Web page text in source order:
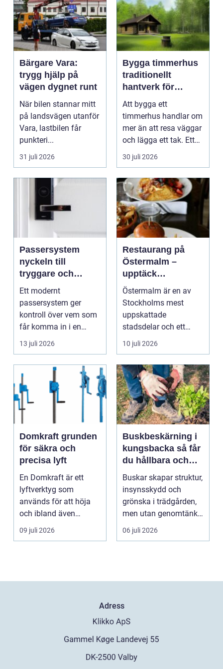
Bärgare Vara:
trygg hjälp på
vägen dygnet runt
När bilen stannar mitt
på landsvägen utanför
Vara, lastbilen får
punkteri...
31 juli 2026
Bygga timmerhus
traditionellt
hantverk för
moderna behov
Att bygga ett
timmerhus handlar om
mer än att resa väggar
och lägga ett tak. Ett
timmerhus är ett lå...
30 juli 2026
Passersystem
nyckeln till
tryggare och
smidigare tillträde
Ett modernt
passersystem ger
kontroll över vem som
får komma in i en
byggnad, när de får
13 juli 2026
Restaurang på
Östermalm –
upptäck
matupplevelser i
en av Stockholms
mest attraktiva
stadsdelar
Östermalm är en av
Stockholms mest
uppskattade
stadsdelar och ett
självklart val f&ou...
10 juli 2026
Domkraft grunden
för säkra och
precisa lyft
En Domkraft är ett
lyftverktyg som
används för att höja
och ibland även
positionera tunga
09 juli 2026
Buskbeskärning i
kungsbacka så får
du hållbara och
vackra buskar året
runt
Buskar skapar struktur,
insynsskydd och
grönska i trädgården,
men utan genomtänkt
beskärning blir de...
06 juli 2026
Adress